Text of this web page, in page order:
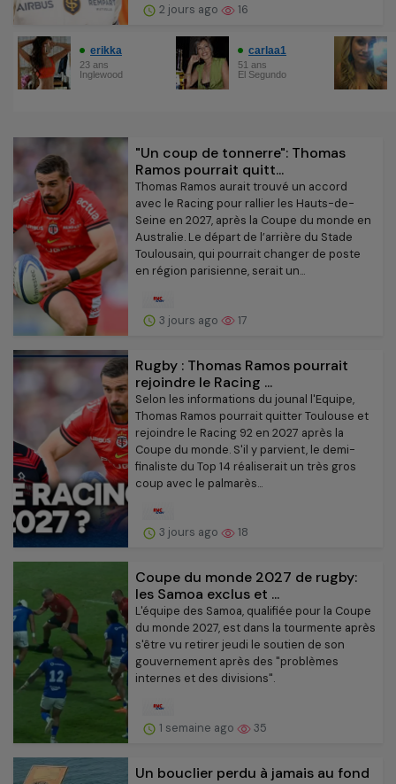
2 jours ago 16
"Un coup de tonnerre": Thomas
Ramos pourrait quitt...
Thomas Ramos aurait trouvé un accord
avec le Racing pour rallier les Hauts-de-
Seine en 2027, après la Coupe du monde en
Australie. Le départ de l’arrière du Stade
Toulousain, qui pourrait changer de poste
en région parisienne, serait un...
3 jours ago 17
Rugby : Thomas Ramos pourrait
rejoindre le Racing ...
Selon les informations du jounal l'Equipe,
Thomas Ramos pourrait quitter Toulouse et
rejoindre le Racing 92 en 2027 après la
Coupe du monde. S'il y parvient, le demi-
finaliste du Top 14 réaliserait un très gros
coup avec le palmarès...
3 jours ago 18
Coupe du monde 2027 de rugby:
les Samoa exclus et ...
L'équipe des Samoa, qualifiée pour la Coupe
du monde 2027, est dans la tourmente après
s'être vu retirer jeudi le soutien de son
gouvernement après des "problèmes
internes et des divisions".
1 semaine ago 35
Un bouclier perdu à jamais au fond